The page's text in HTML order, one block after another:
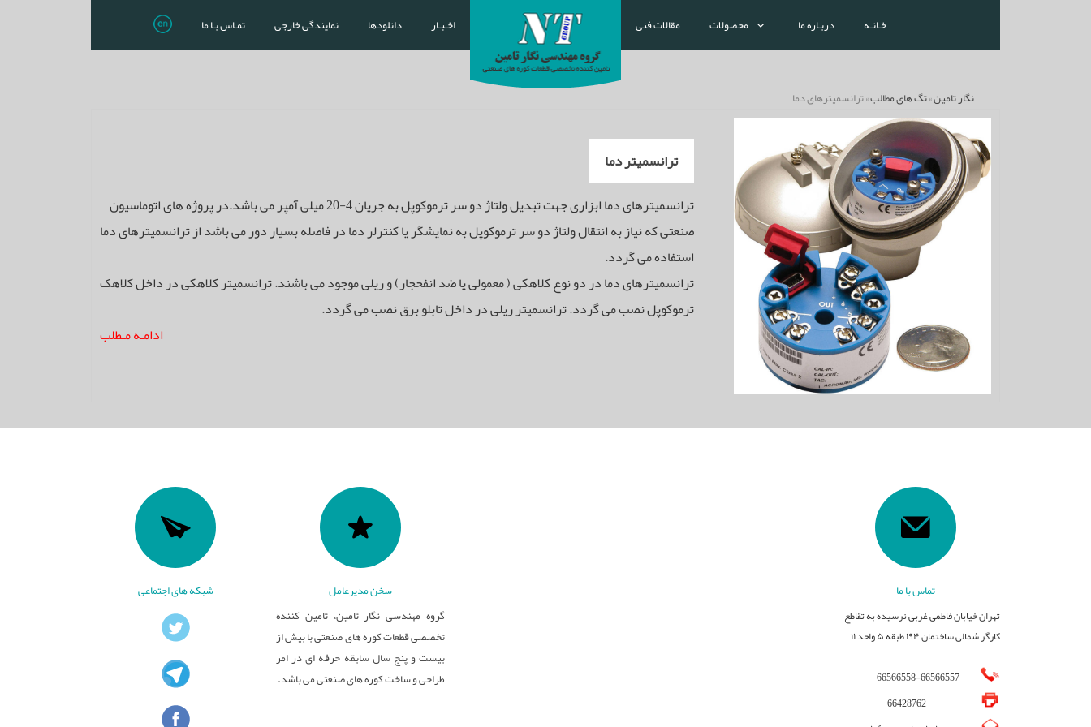
تمـاس بـا ما نمایندگی خارجی دانلودها اخـبـار مقالات فنی محصولات دربـاره ما خـانـه
نگار تامین»تگ های مطالب» ترانسمیترهای دما
ترانسمیتر دما
ترانسمیترهای دما ابزاری جهت تبدیل ولتاژ دو سر ترموکوپل به جریان 4-20 میلی آمپر می باشد.در پروژه های اتوماسیون
صنعتی که نیاز به انتقال ولتاژ دو سر ترموکوپل به نمایشگر یا کنترلر دما در فاصله بسیار دور می باشد از ترانسمیترهای دما
استفاده می گردد.
ترانسمیترهای دما در دو نوع کلاهکی ( معمولی یا ضد انفحجار) و ریلی موجود می باشند. ترانسمیتر کلاهکی در داخل کلاهک
ترموکوپل نصب می گردد. ترانسمیتر ریلی در داخل تابلو برق نصب می گردد.
ادامـه مـطلب
شبکه های اجتماعی
سخن مدیرعامل
گروه مهندسی نگار تامین، تامین کننده
تخصصی قطعات کوره های صنعتی با بیش از
بیست و پنج سال سابقه حرفه ای در امر
طراحی و ساخت کوره های صنعتی می باشد.
تماس با ما
تهران خیابان فاطمی غربی نرسیده به تقاطع
کارگر شمالی ساختمان ۱۹۴ طبقه ۵ واحد ۱۱
66566558-66566557
66428762